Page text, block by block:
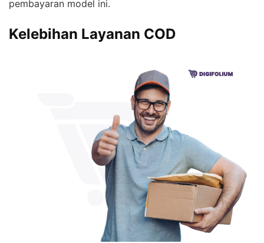
pembayaran model ini.
Kelebihan Layanan COD